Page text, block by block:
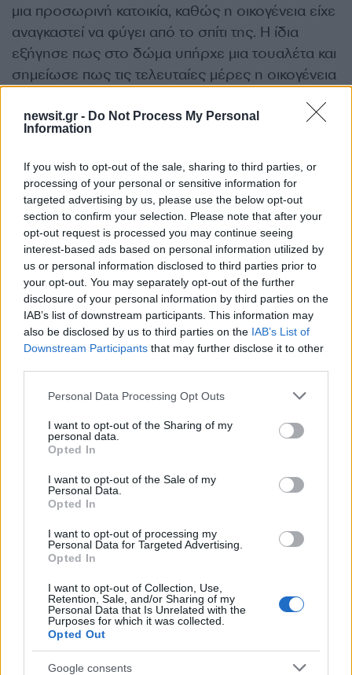
newsit.gr - Do Not Process My Personal
Information
If you wish to opt-out of the sale, sharing to third parties, or
processing of your personal or sensitive information for
targeted advertising by us, please use the below opt-out
section to confirm your selection. Please note that after your
opt-out request is processed you may continue seeing
interest-based ads based on personal information utilized by
us or personal information disclosed to third parties prior to
your opt-out. You may separately opt-out of the further
disclosure of your personal information by third parties on the
IAB’s list of downstream participants. This information may
also be disclosed by us to third parties on the IAB’s List of
Downstream Participants that may further disclose it to other
Please note that this website/app uses one or more Google
not limited to your visit or usage behaviour. You may click to
grant or deny consent to Google and its third-party tags to
use your data for below specified purposes in below Google
consent section.
Personal Data Processing Opt Outs
I want to opt-out of the Sharing of my
personal data.
Opted In
I want to opt-out of the Sale of my
Personal Data.
Opted In
I want to opt-out of processing my
Personal Data for Targeted Advertising.
Opted In
I want to opt-out of Collection, Use,
Retention, Sale, and/or Sharing of my
Personal Data that Is Unrelated with the
Purposes for which it was collected.
Opted Out
Google consents
μια προσωρινή κατοικία, καθώς η οικογένεια είχε
αναγκαστεί να φύγει από το σπίτι της. Η ίδια
εξήγησε πως στο δώμα υπήρχε μια τουαλέτα και
σημείωσε πως τις τελευταίες μέρες η οικογένεια
ΔΙΑΦΗΜΙΣΗ
Σχόλια
Ιός Δυτικού Νείλου: Στην
Αττική τα περισσότερα
κρούσματα – Έξι θάνατοι
Εκρηκτικό κοκτέιλ
40άρια και 8 μποφόρ
άνεμοι τις επόμενες